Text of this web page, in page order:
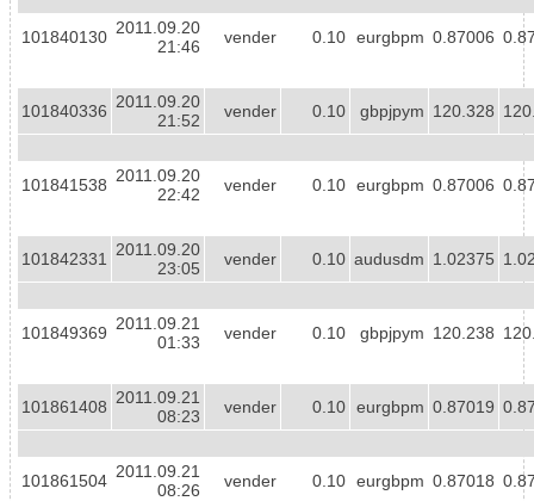
101840130 2011.09.20
21:46
vender 0.10 eurgbpm 0.87006
101840336 2011.09.20
21:52
vender 0.10 gbpjpym 120.328
101841538 2011.09.20
22:42
vender 0.10 eurgbpm 0.87006
101842331
2011.09.20
23:05
vender 0.10 audusdm 1.02375
101849369 2011.09.21
01:33
vender 0.10 gbpjpym 120.238
101861408 2011.09.21
08:23
vender 0.10 eurgbpm 0.87019
101861504 2011.09.21
08:26
vender 0.10 eurgbpm 0.87018